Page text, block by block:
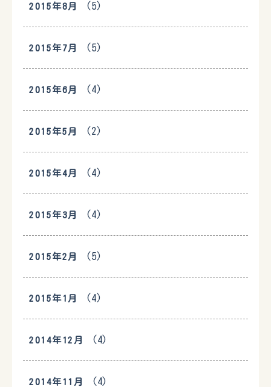
2015年8月 (5)
2015年7月 (5)
2015年6月 (4)
2015年5月 (2)
2015年4月 (4)
2015年3月 (4)
2015年2月 (5)
2015年1月 (4)
2014年12月 (4)
2014年11月 (4)